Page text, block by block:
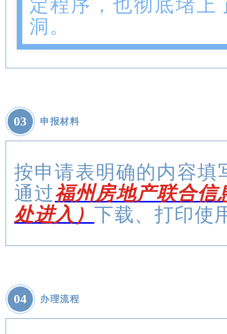
定程序，也彻底堵上
洞。
03 申报材料
按申请表明确的内容填
通过福州房地产联合信
处进入） 下载、打印使
04 办理流程